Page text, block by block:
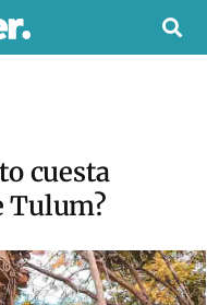
cuesta
Tulum?